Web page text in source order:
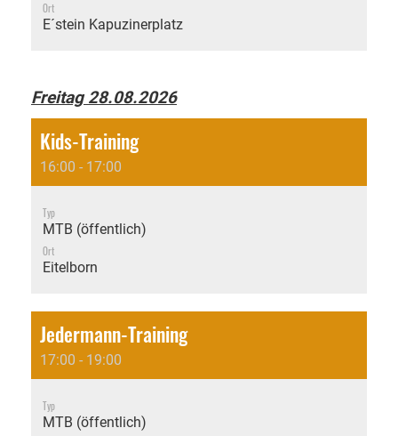
Ort
E´stein Kapuzinerplatz
Freitag 28.08.2026
Kids-Training
16:00 - 17:00
Typ
MTB (öffentlich)
Ort
Eitelborn
Jedermann-Training
17:00 - 19:00
Typ
MTB (öffentlich)